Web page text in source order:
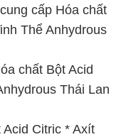
cấp Hóa chất
Thể Anhydrous
chất Bột Acid
Thái Lan
Citric * Axít